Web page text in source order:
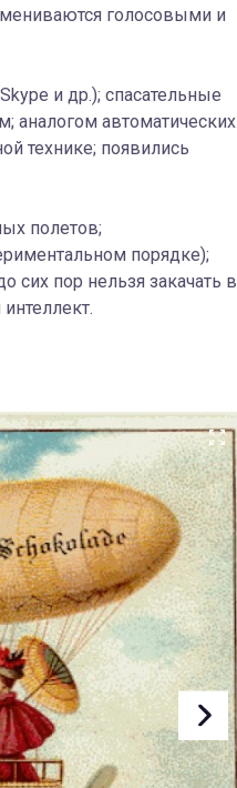
голосовыми и
и др.); спасательные
аналогом автоматических
технике; появились
полетов;
порядке);
пор нельзя закачать в